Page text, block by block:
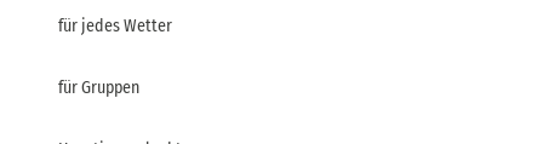
für jedes Wetter
für Gruppen